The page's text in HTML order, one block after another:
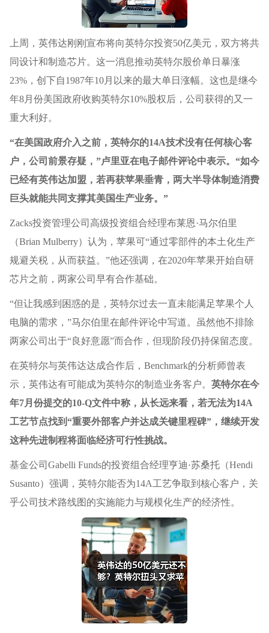
上周，英伟达刚刚宣布将向英特尔投资50亿美元，双方将共
同设计和制造芯片。这一消息推动英特尔股价单日暴涨
23%，创下自1987年10月以来的最大单日涨幅。这也是继今
年8月份美国政府收购英特尔10%股权后，公司获得的又一
重大利好。
“在美国政府介入之前，英特尔的14A技术没有任何核心客
户，公司前景存疑，”卢里亚在电子邮件评论中表示。“如今
已经有英伟达加盟，若再获苹果垂青，两大半导体制造消费
巨头就能共同支撑其美国生产业务。”
Zacks投资管理公司高级投资组合经理布莱恩·马尔伯里
（Brian Mulberry）认为，苹果可“通过零部件的本土化生产
规避关税，从而获益。”他还强调，在2020年苹果开始自研
芯片之前，两家公司早有合作基础。
“但让我感到困惑的是，英特尔过去一直未能满足苹果个人
电脑的需求，”马尔伯里在邮件评论中写道。虽然他不排除
两家公司出于“良好意愿”而合作，但现阶段仍持保留态度。
在英特尔与英伟达达成合作后，Benchmark的分析师曾表
示，英伟达有可能成为英特尔的制造业务客户。 英特尔在今
年7月份提交的10-Q文件中称，从长远来看，若无法为14A
工艺节点找到“重要外部客户并达成关键里程碑”，继续开发
这种先进制程将面临经济可行性挑战。
基金公司Gabelli Funds的投资组合经理亨迪·苏桑托（Hendi
Susanto）强调，英特尔能否为14A工艺争取到核心客户，关
乎公司技术路线图的实施能力与规模化生产的经济性。